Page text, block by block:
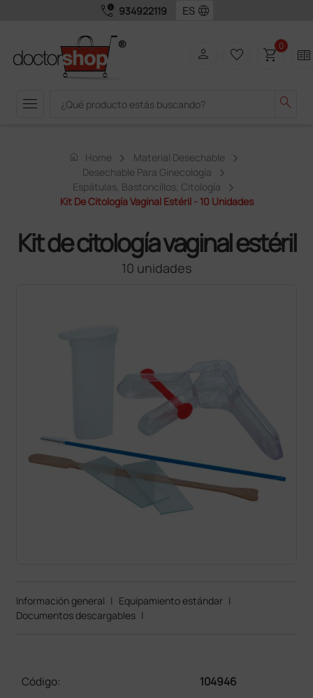
call_quality 934922119 language
menu search
person favorite_border shopping_cart0 two_pager
home Home
Material Desechable
Desechable Para Ginecología
Espátulas, Bastoncillos, Citología
Kit De Citología Vaginal Estéril - 10 Unidades
Kit de citología vaginal estéril
10 unidades
Información general | Equipamiento estándar |
Documentos descargables |
Código:
104946